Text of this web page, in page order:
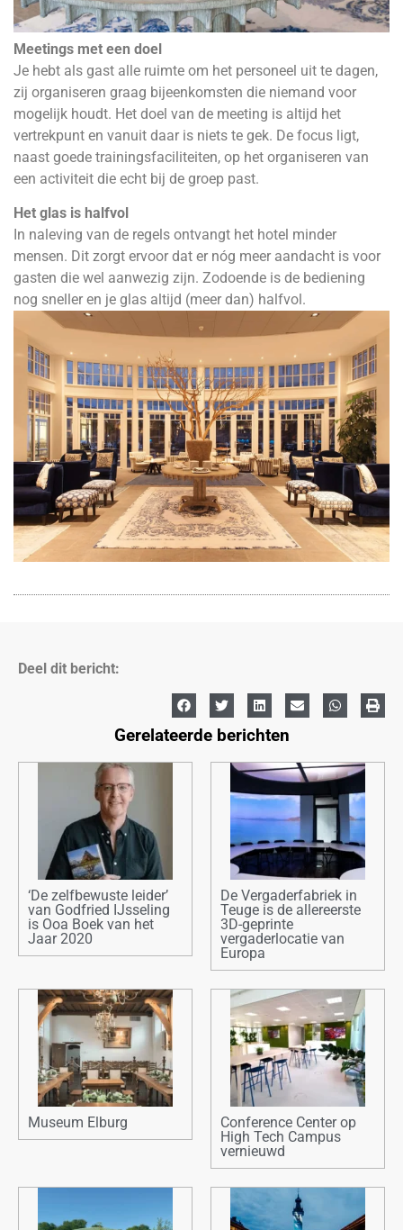
Meetings met een doel
Je hebt als gast alle ruimte om het personeel uit te dagen,
zij organiseren graag bijeenkomsten die niemand voor
mogelijk houdt. Het doel van de meeting is altijd het
vertrekpunt en vanuit daar is niets te gek. De focus ligt,
naast goede trainingsfaciliteiten, op het organiseren van
een activiteit die echt bij de groep past.
Het glas is halfvol
In naleving van de regels ontvangt het hotel minder
mensen. Dit zorgt ervoor dat er nóg meer aandacht is voor
gasten die wel aanwezig zijn. Zodoende is de bediening
nog sneller en je glas altijd (meer dan) halfvol.
Deel dit bericht:
Gerelateerde berichten
‘De zelfbewuste leider’
van Godfried IJsseling
is Ooa Boek van het
Jaar 2020
De Vergaderfabriek in
Teuge is de allereerste
3D-geprinte
vergaderlocatie van
Europa
Museum Elburg
Conference Center op
High Tech Campus
vernieuwd